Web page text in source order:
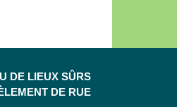
DE LIEUX SÛRS
DE RUE